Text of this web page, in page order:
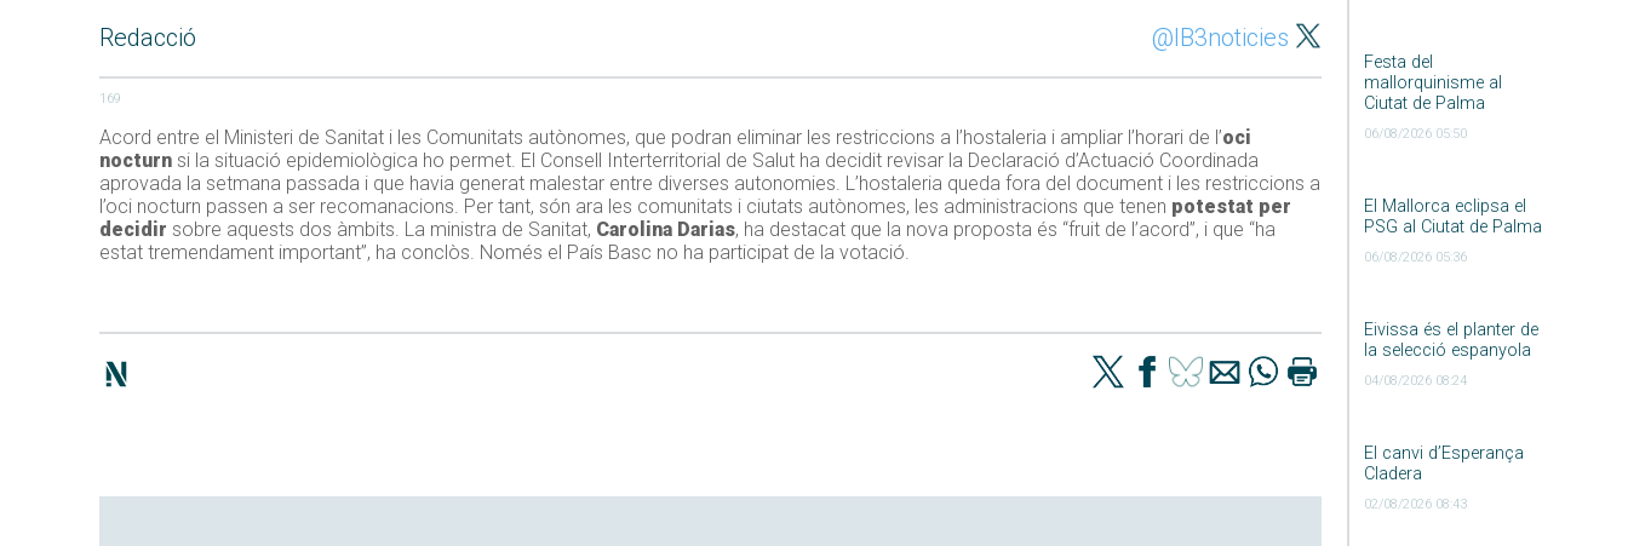
Festa del
mallorquinisme al
Ciutat de Palma
06/08/2026 05:50
El Mallorca eclipsa el
PSG al Ciutat de Palma
06/08/2026 05:36
Eivissa és el planter de
la selecció espanyola
04/08/2026 08:24
El canvi d’Esperança
Cladera
02/08/2026 08:43
Redacció @IB3noticies
169
Acord entre el Ministeri de Sanitat i les Comunitats autònomes, que podran eliminar les restriccions a l’hostaleria i ampliar l’horari de l’oci
nocturn si la situació epidemiològica ho permet. El Consell Interterritorial de Salut ha decidit revisar la Declaració d’Actuació Coordinada
aprovada la setmana passada i que havia generat malestar entre diverses autonomies. L’hostaleria queda fora del document i les restriccions a
l’oci nocturn passen a ser recomanacions. Per tant, són ara les comunitats i ciutats autònomes, les administracions que tenen potestat per
decidir sobre aquests dos àmbits. La ministra de Sanitat, Carolina Darias, ha destacat que la nova proposta és “fruit de l’acord”, i que “ha
estat tremendament important”, ha conclòs. Només el País Basc no ha participat de la votació.